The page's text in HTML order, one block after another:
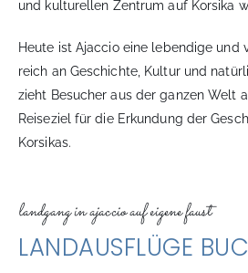
und kulturellen Zentrum auf Korsika
Heute ist Ajaccio eine lebendige und
reich an Geschichte, Kultur und
zieht Besucher aus der ganzen Welt
Reiseziel für die Erkundung der
Korsikas.
landgang in ajaccio auf eigene faust​
LANDAUSFLÜGE